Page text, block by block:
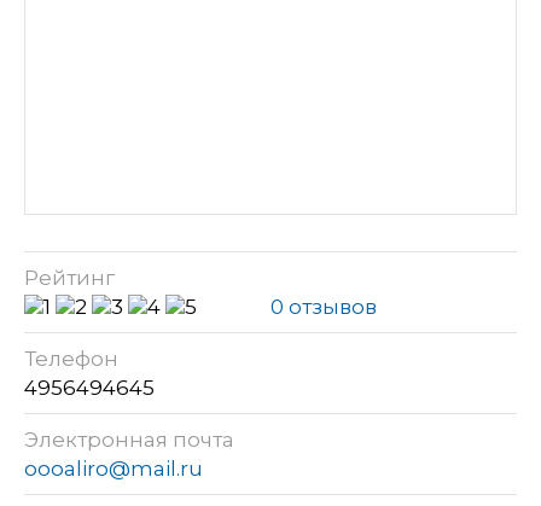
Рейтинг
0 отзывов
Телефон
4956494645
Электронная почта
oooaliro@mail.ru